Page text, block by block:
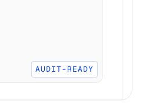
AUDIT-READY